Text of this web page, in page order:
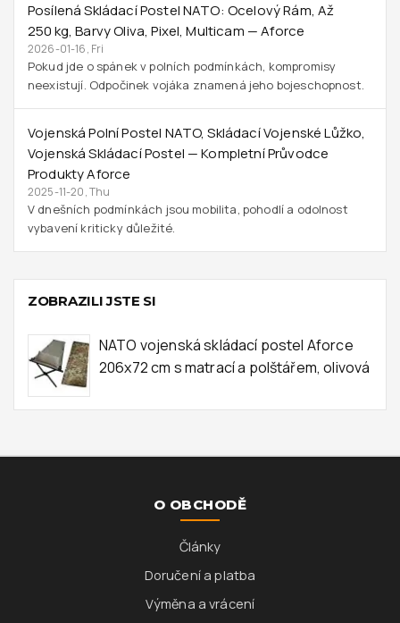
Posílená Skládací Postel NATO: Ocelový Rám, Až
250 Kg, Barvy Oliva, Pixel, Multicam — Aforce
2026-01-16, Fri
Pokud jde o spánek v polních podmínkách, kompromisy
neexistují. Odpočinek vojáka znamená jeho bojeschopnost.
Vojenská Polní Postel NATO, Skládací Vojenské Lůžko,
Vojenská Skládací Postel — Kompletní Průvodce
Produkty Aforce
2025-11-20, Thu
V dnešních podmínkách jsou mobilita, pohodlí a odolnost
vybavení kriticky důležité.
ZOBRAZILI JSTE SI
NATO vojenská skládací postel Aforce
206x72 cm s matrací a polštářem, olivová
O OBCHODĚ
Články
Doručení a platba
Výměna a vrácení